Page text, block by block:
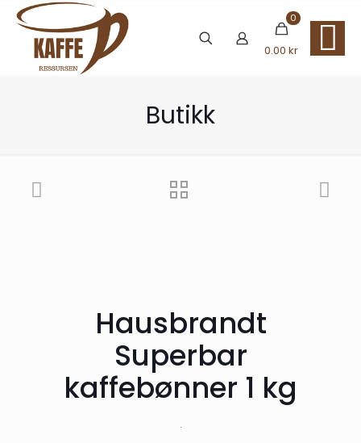
0
0.00 kr
Butikk
Hausbrandt
Superbar
kaffebønner 1 kg
.